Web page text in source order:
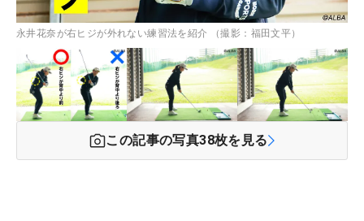
永井花奈が右ヒジが外れない練習法を紹介 （撮影：福田文平）
この記事の写真38枚を見る